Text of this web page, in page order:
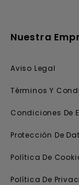
Nuestra
Aviso Legal
Términos Y
Condiciones De
Protección De
Política De
Política De